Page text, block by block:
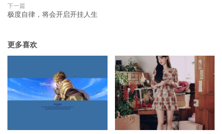
下一篇
极度自律，将会开启开挂人生
更多喜欢